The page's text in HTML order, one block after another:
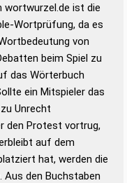
zu
Wortform, um die
Spiel zu
in 12 Bänden
und gutes
wortwurzel.de ist die
Wortprüfung, da es
von
beim Spiel zu
das Wörterbuch
ein Mitspieler das
zu Unrecht
den Protest vortrug,
auf dem
hat, werden die
den Buchstaben